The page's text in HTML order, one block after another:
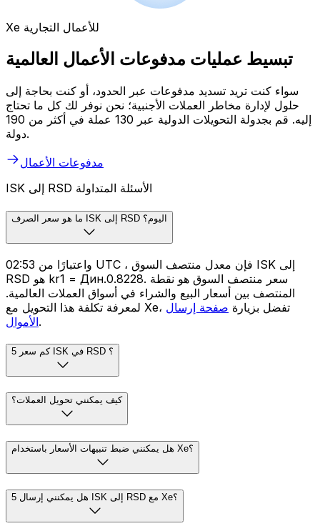
Xe للأعمال التجارية
تبسيط عمليات مدفوعات الأعمال العالمية
سواء كنت تريد تسديد مدفوعات عبر الحدود، أو كنت بحاجة إلى
حلول لإدارة مخاطر العملات الأجنبية؛ نحن نوفر لك كل ما تحتاج
إليه. قم بجدولة التحويلات الدولية عبر 130 عملة في أكثر من 190
دولة.
مدفوعات الأعمال
ISK إلى RSD الأسئلة المتداولة
ما هو سعر الصرف ISK إلى RSD اليوم؟
واعتبارًا من 02:53 UTC ، فإن معدل منتصف السوق ISK إلى
RSD هو kr1 = Дин.0.8228. سعر منتصف السوق هو نقطة
المنتصف بين أسعار البيع والشراء في أسواق العملات العالمية.
لمعرفة تكلفة هذا التحويل مع Xe، تفضل بزيارة صفحة إرسال
الأموال.
كم سعر 5 ISK في RSD ؟
كيف يمكنني تحويل العملات؟
هل يمكنني ضبط تنبيهات الأسعار باستخدام Xe؟
هل يمكنني إرسال 5 ISK إلى RSD مع Xe؟